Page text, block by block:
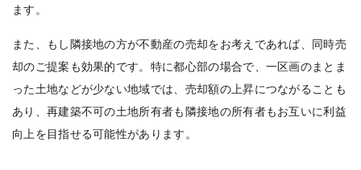
ます。
また、もし隣接地の方が不動産の売却をお考えであれば、同時売
却のご提案も効果的です。特に都心部の場合で、一区画のまとま
った土地などが少ない地域では、売却額の上昇につながることも
あり、再建築不可の土地所有者も隣接地の所有者もお互いに利益
向上を目指せる可能性があります。